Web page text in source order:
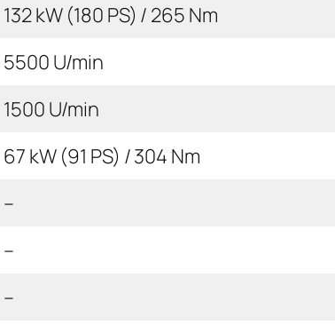
132 kW (180 PS) / 265 Nm
5500 U/min
1500 U/min
67 kW (91 PS) / 304 Nm
–
–
–